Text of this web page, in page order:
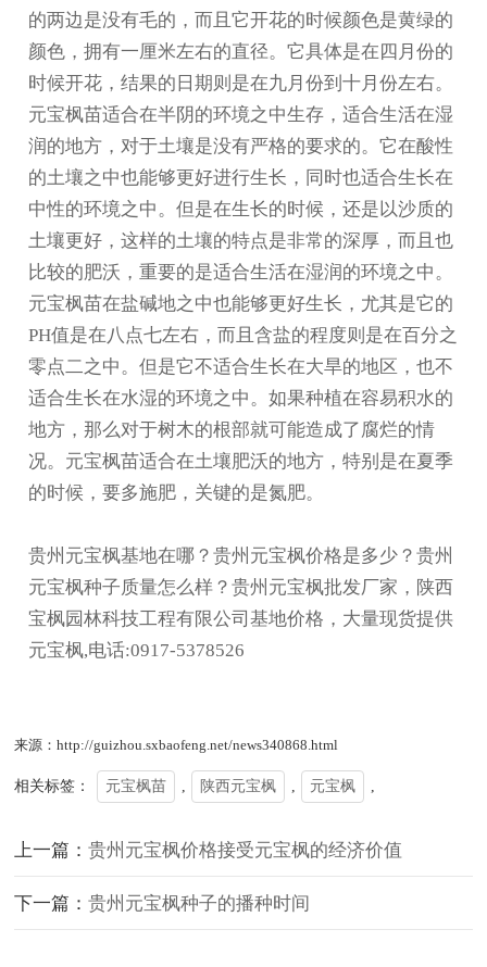
的两边是没有毛的，而且它开花的时候颜色是黄绿的
颜色，拥有一厘米左右的直径。它具体是在四月份的
时候开花，结果的日期则是在九月份到十月份左右。
元宝枫苗适合在半阴的环境之中生存，适合生活在湿
润的地方，对于土壤是没有严格的要求的。它在酸性
的土壤之中也能够更好进行生长，同时也适合生长在
中性的环境之中。但是在生长的时候，还是以沙质的
土壤更好，这样的土壤的特点是非常的深厚，而且也
比较的肥沃，重要的是适合生活在湿润的环境之中。
元宝枫苗在盐碱地之中也能够更好生长，尤其是它的
PH值是在八点七左右，而且含盐的程度则是在百分之
零点二之中。但是它不适合生长在大旱的地区，也不
适合生长在水湿的环境之中。如果种植在容易积水的
地方，那么对于树木的根部就可能造成了腐烂的情
况。元宝枫苗适合在土壤肥沃的地方，特别是在夏季
的时候，要多施肥，关键的是氮肥。
贵州元宝枫基地在哪？贵州元宝枫价格是多少？贵州
元宝枫种子质量怎么样？贵州元宝枫批发厂家，陕西
宝枫园林科技工程有限公司基地价格，大量现货提供
元宝枫,电话:0917-5378526
来源：http://guizhou.sxbaofeng.net/news340868.html
相关标签： 元宝枫苗 陕西元宝枫 元宝枫
上一篇：贵州元宝枫价格接受元宝枫的经济价值
下一篇：贵州元宝枫种子的播种时间